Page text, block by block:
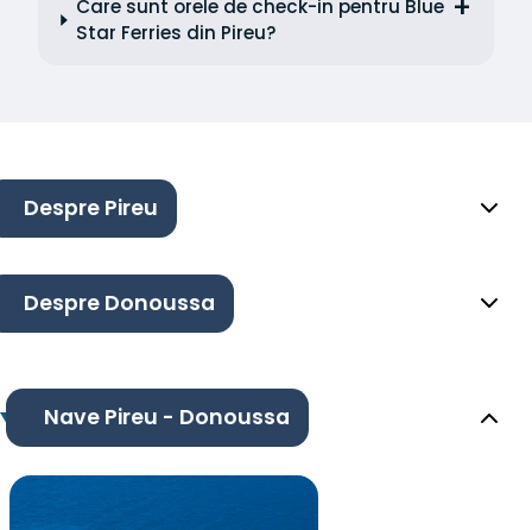
Care sunt orele de check-in pentru Blue
Star Ferries din Pireu?
Despre Pireu
Despre Donoussa
Nave Pireu - Donoussa